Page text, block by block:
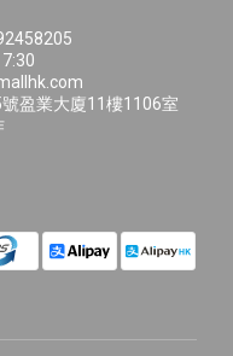
盈業大廈11樓1106室